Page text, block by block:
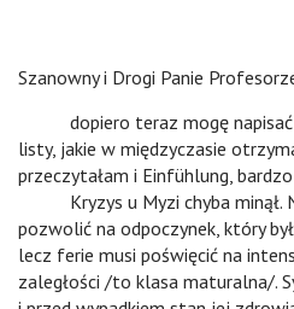
Szanowny i Drogi Panie
dopiero teraz mogę
listy, jakie w międzyczasie
przeczytałam i Einfühlung,
Kryzys u Myzi chyba
pozwolić na odpoczynek, który
lecz ferie musi poświęcić na
zaległości /to klasa maturalna/.